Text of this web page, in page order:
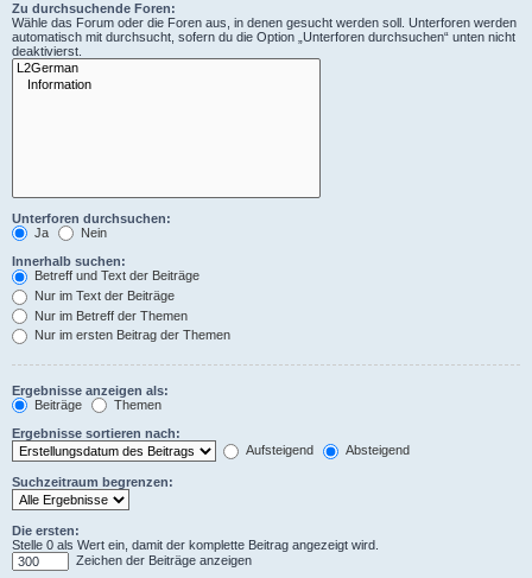
Zu durchsuchende Foren:
Wähle das Forum oder die Foren aus, in denen gesucht werden soll. Unterforen werden
automatisch mit durchsucht, sofern du die Option „Unterforen durchsuchen“ unten nicht
deaktivierst.
Unterforen durchsuchen:
Ja
Nein
Innerhalb suchen:
Betreff und Text der Beiträge
Nur im Text der Beiträge
Nur im Betreff der Themen
Nur im ersten Beitrag der Themen
Ergebnisse anzeigen als:
Beiträge
Themen
Ergebnisse sortieren nach:
Aufsteigend
Absteigend
Suchzeitraum begrenzen:
Die ersten:
Stelle 0 als Wert ein, damit der komplette Beitrag angezeigt wird.
Zeichen der Beiträge anzeigen